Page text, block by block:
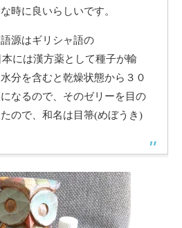
時に良いらしいです。
源はギリシャ語の
には漢方薬として種子が輸
分を含むと乾燥状態から３０
なるので、そのゼリーを目の
ので、和名は目箒(めぼうき)